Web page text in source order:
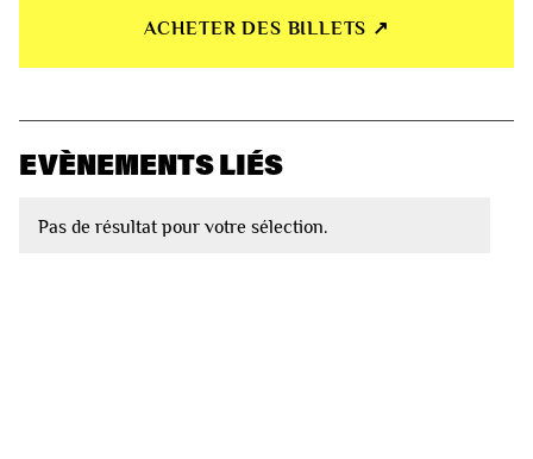
ACHETER DES BILLETS ↗︎
EVÈNEMENTS LIÉS
Pas de résultat pour votre sélection.